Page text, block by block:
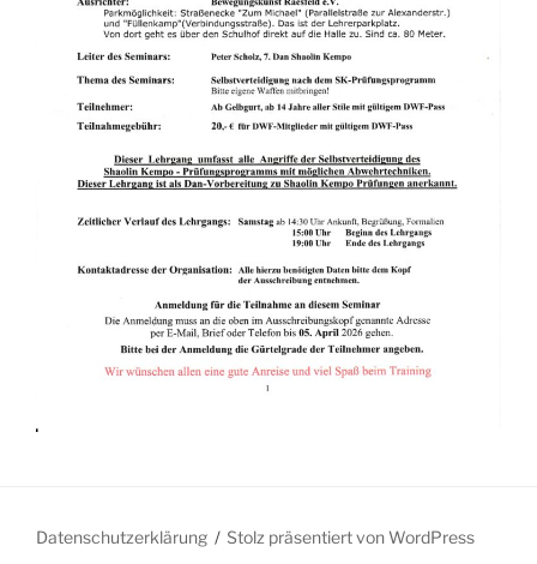
Datenschutzerklärung Stolz präsentiert von WordPress